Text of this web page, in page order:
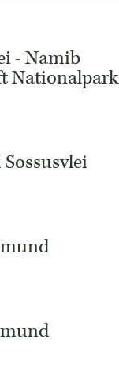
- Namib
Nationalpark